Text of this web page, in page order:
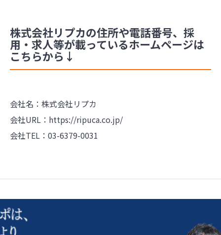
株式会社リプカの住所や電話番号、採
用・求人等が載っているホームページは
こちらから↓
会社名：株式会社リプカ
会社URL： https://ripuca.co.jp/
会社TEL：03-6379-0031